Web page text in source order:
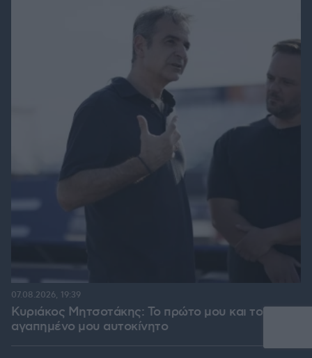
Κυριάκος Μητσοτάκης: Το πρώτο μου και το
αγαπημένο μου αυτοκίνητο
07.08.2026, 19:39